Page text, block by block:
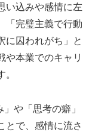
い込みや感情に左
「完璧主義で行動
に囚われがち」と
や本業でのキャリ
や「思考の癖」
とで、感情に流さ